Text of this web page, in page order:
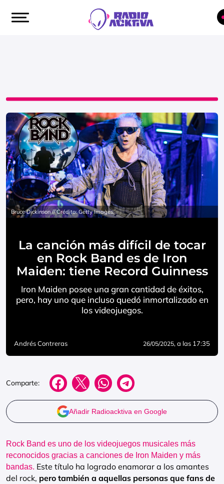
Bruce Dickinson // Crédito: Getty Images.
La canción más difícil de tocar
en Rock Band es de Iron
Maiden: tiene Record Guinness
Iron Maiden posee una gran cantidad de éxitos,
pero, hay uno que incluso quedó inmortalizado en
los videojuegos.
Andrés Contreras 26/05/2025, a las 17:35
Comparte:
Añadir Radioacktiva en Google
Rock Band es uno de los videojuegos musicales más
reconocidos gracias a canciones de Iron Maiden y más
bandas. Este título ha logrado enamorar a los amantes
del rock, pero también a aquellas personas que fans de